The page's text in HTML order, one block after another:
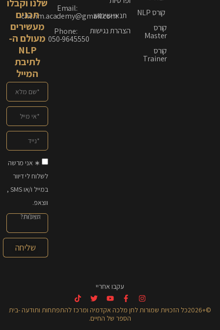
קורס NLP
קורס
Master
קורס
Trainer
תנאי שימוש
הצהרת נגישות
Email:
chenm.academy@gmail.com
Phone:
050-9645550
שלנו וקבלו
תכנים
מעשירים
מעולם ה-
NLP
לתיבת
המייל
∗ אני מרשה
לשלוח לי דיוור
במייל ו/או SMS ,
ווצאפ.
שליחה
עקבו אחריי
©+2026כל הזכויות שמורות לחן מלכה אקדמיה ומרכז להתפתחות ותודעה -בית
הספר של החיים.